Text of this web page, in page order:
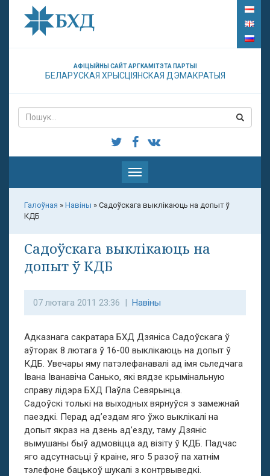
АФІЦЫЙНЫ САЙТ АРГКАМІТЭТА ПАРТЫІ
БЕЛАРУСКАЯ ХРЫСЦІЯНСКАЯ ДЭМАКРАТЫЯ
Паказаць
меню
Галоўная » Навіны » Садоўскага выклікаюць на допыт ў
КДБ
Садоўскага выклікаюць на
допыт ў КДБ
07 лютага 2011 23:36 | Навіны
Адказнага сакратара БХД Дзяніса Садоўскага ў
аўторак 8 лютага ў 16-00 выклікаюць на допыт ў
КДБ. Увечары яму патэлефанавалі ад імя сьледчага
Івана Іванавіча Санько, які вядзе крымінальную
справу лідэра БХД Паўла Севярынца.
Садоўскі толькі на выходных вярнуўся з замежнай
паездкі. Перад ад’ездам яго ўжо выклікалі на
допыт якраз на дзень ад’езду, таму Дзяніс
вымушаны быў адмовіцца ад візіту ў КДБ. Падчас
яго адсутнасьці ў краіне, яго 5 разоў па хатнім
тэлефоне бацькоў шукалі з контрвыведкі.